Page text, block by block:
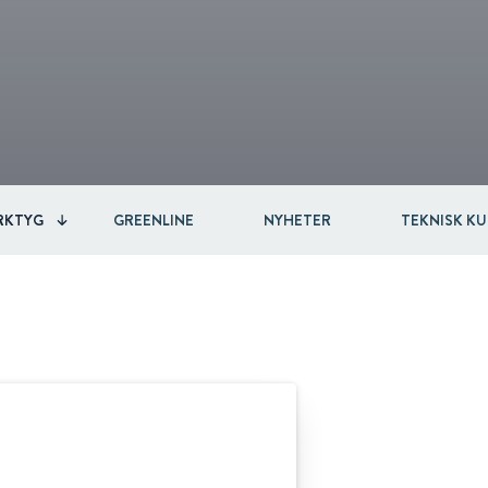
GREENLINE NYHETER TEKNISK